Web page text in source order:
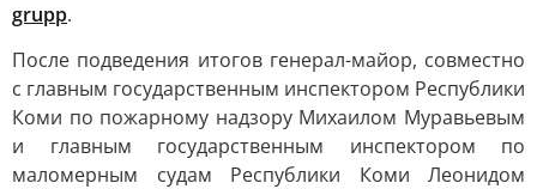
grupp.
После подведения итогов генерал-майор, совместно
с главным государственным инспектором Республики
Коми по пожарному надзору Михаилом Муравьевым
и главным государственным инспектором по
маломерным судам Республики Коми Леонидом